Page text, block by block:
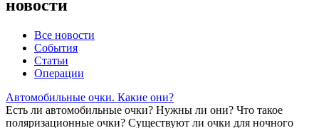
новости
Все новости
События
Статьи
Операции
Автомобильные очки. Какие они?
Есть ли автомобильные очки? Нужны ли они? Что такое
поляризационные очки? Существуют ли очки для ночного